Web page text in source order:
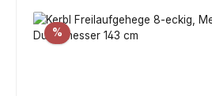
%Rabatt